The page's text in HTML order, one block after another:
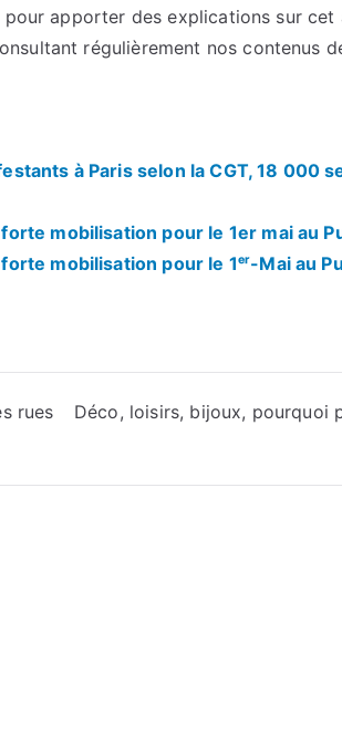
apporter des explications sur
régulièrement nos contenus
à Paris selon la CGT, 18 000
mobilisation pour le 1er mai au
mobilisation pour le 1ᵉʳ-Mai au
rues
Déco, loisirs, bijoux, pourquoi